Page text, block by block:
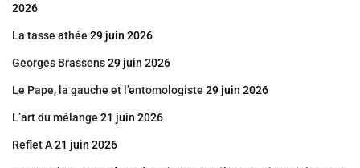
2026
La tasse athée 29 juin 2026
Georges Brassens29 juin 2026
Le Pape, la gauche et l’entomologiste 29 juin 2026
L’art du mélange 21 juin 2026
Reflet A21 juin 2026